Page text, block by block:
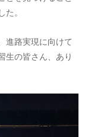
。
進路実現に向けて
生の皆さん、あり